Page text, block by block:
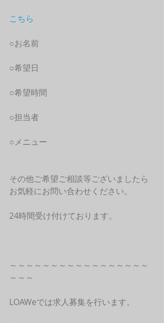
こちら
○お名前
○希望日
○希望時間
○担当者
○メニュー
その他ご希望ご相談等ございましたら
お気軽にお問い合わせください。
24時間受け付けております。
～～～～～～～～～～～～～～～～～
～～～
LOAWeでは求人募集を行います。